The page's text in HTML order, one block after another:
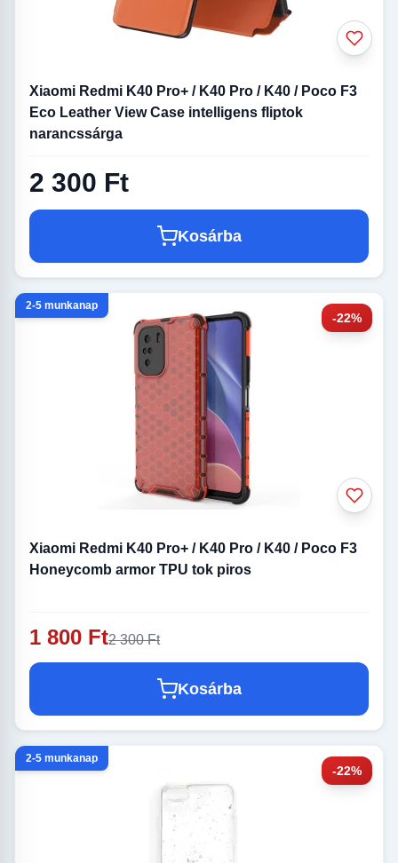
Xiaomi Redmi K40 Pro+ / K40 Pro / K40 / Poco F3
Eco Leather View Case intelligens fliptok
narancssárga
2 300 Ft
Kosárba
-22%
2-5 munkanap
Xiaomi Redmi K40 Pro+ / K40 Pro / K40 / Poco F3
Honeycomb armor TPU tok piros
1 800 Ft2 300 Ft
Kosárba
-22%
2-5 munkanap